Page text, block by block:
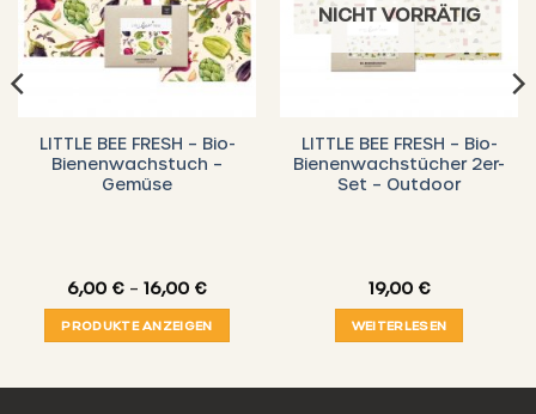
LITTLE BEE FRESH – Bio-
Bienenwachstuch –
Gemüse
6,00 € – 16,00 €Preisspanne:
bis
16,00 €
PRODUKTE ANZEIGEN
NICHT VORRÄTIG
LITTLE BEE FRESH – Bio-
Bienenwachstücher 2er-
Set – Outdoor
19,00 €
WEITERLESEN